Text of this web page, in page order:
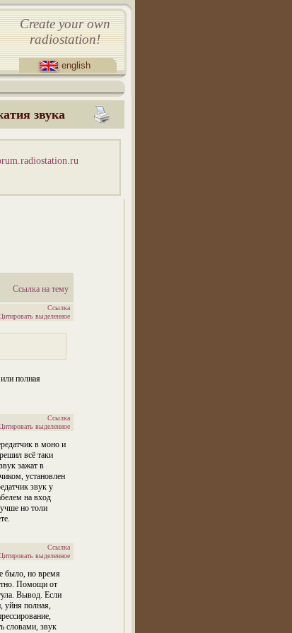
Create your own
radiostation!
english
звука
Ссылка на тему
Ссылка
выделенное
полная
Ссылка
выделенное
в моно и
всё таки
зажат в
установлен
звук у
на вход
но толи
Ссылка
выделенное
было, но время
Помощи от
Вывод. Если
уйня полная,
словами, звук